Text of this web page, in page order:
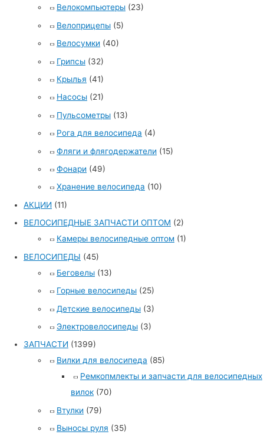
Велокомпьютеры (23)
Велоприцепы (5)
Велосумки (40)
Грипсы (32)
Крылья (41)
Насосы (21)
Пульсометры (13)
Рога для велосипеда (4)
Фляги и флягодержатели (15)
Фонари (49)
Хранение велосипеда (10)
АКЦИИ (11)
ВЕЛОСИПЕДНЫЕ ЗАПЧАСТИ ОПТОМ (2)
Камеры велосипедные оптом (1)
ВЕЛОСИПЕДЫ (45)
Беговелы (13)
Горные велосипеды (25)
Детские велосипеды (3)
Электровелосипеды (3)
ЗАПЧАСТИ (1399)
Вилки для велосипеда (85)
Ремкопмлекты и запчасти для велосипедных
вилок (70)
Втулки (79)
Выносы руля (35)